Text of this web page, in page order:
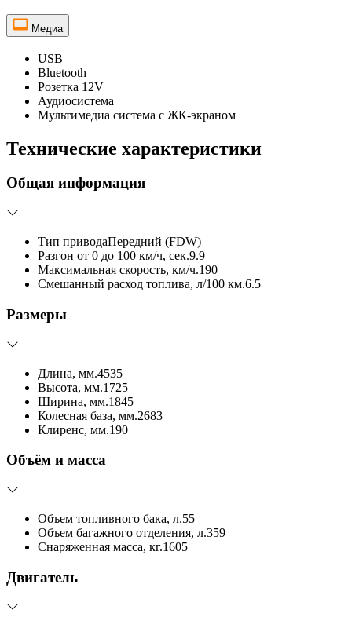
Медиа
USB
Bluetooth
Розетка 12V
Аудиосистема
Мультимедиа система с ЖК-экраном
Технические характеристики
Общая информация
Тип приводаПередний (FDW)
Разгон от 0 до 100 км/ч, сек.9.9
Максимальная скорость, км/ч.190
Смешанный расход топлива, л/100 км.6.5
Размеры
Длина, мм.4535
Высота, мм.1725
Ширина, мм.1845
Колесная база, мм.2683
Клиренс, мм.190
Объём и масса
Объем топливного бака, л.55
Объем багажного отделения, л.359
Снаряженная масса, кг.1605
Двигатель